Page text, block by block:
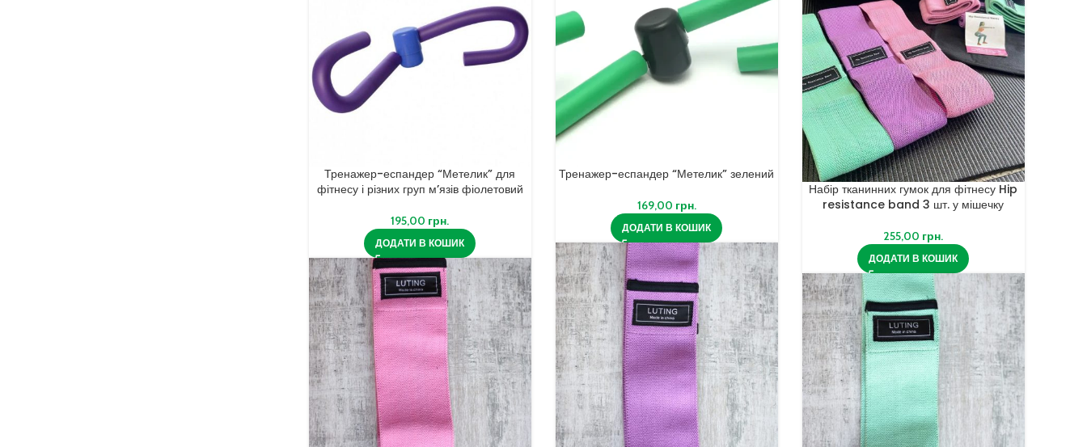
Тренажер-еспандер “Метелик” для
фітнесу і різних груп м’язів фіолетовий
195,00 грн.
ДОДАТИ В КОШИК
Тренажер-еспандер “Метелик” зелений
169,00 грн.
ДОДАТИ В КОШИК
Набір тканинних гумок для фітнесу Hip
resistance band 3 шт. у мішечку
255,00 грн.
ДОДАТИ В КОШИК